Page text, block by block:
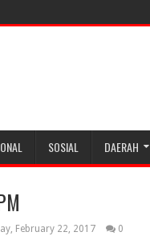
SOSIAL DAERAH
February 22, 2017 0